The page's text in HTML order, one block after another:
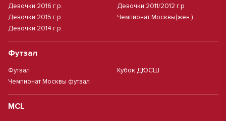
Девочки 2016 г.р.
Девочки 2015 г.р.
Девочки 2014 г.р.
Девочки 2011/2012 г.р.
Чемпионат Москвы(жен.)
Футзал
Футзал
Чемпионат Москвы футзал
Кубок ДЮСШ
MCL